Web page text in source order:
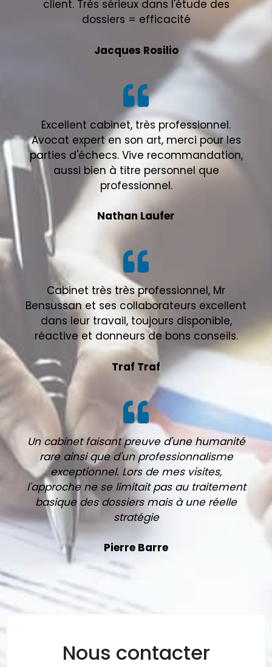
client. Très sérieux dans l'étude des
dossiers = efficacité
Jacques Rosilio
Excellent cabinet, très professionnel.
Avocat expert en son art, merci pour les
parties d'échecs. Vive recommandation,
aussi bien à titre personnel que
professionnel.
Nathan Laufer
Cabinet très très professionnel, Mr
Bensussan et ses collaborateurs excellent
dans leur travail, toujours disponible,
réactive et donneurs de bons conseils.
Traf Traf
Un cabinet faisant preuve d'une humanité
rare ainsi que d'un professionnalisme
exceptionnel. Lors de mes visites,
l'approche ne se limitait pas au traitement
basique des dossiers mais à une réelle
stratégie
Pierre Barre
Nous contacter